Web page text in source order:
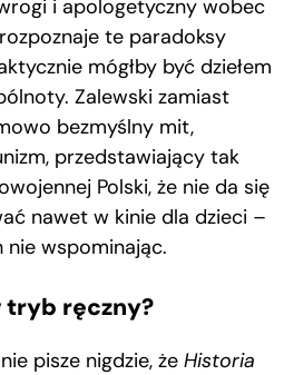
i apologetyczny wobec
te paradoksy
mógłby być dziełem
Zalewski zamiast
bezmyślny mit,
przedstawiający tak
Polski, że nie da się
nawet w kinie dla dzieci –
nie wspominając.
tryb ręczny?
pisze nigdzie, że Historia